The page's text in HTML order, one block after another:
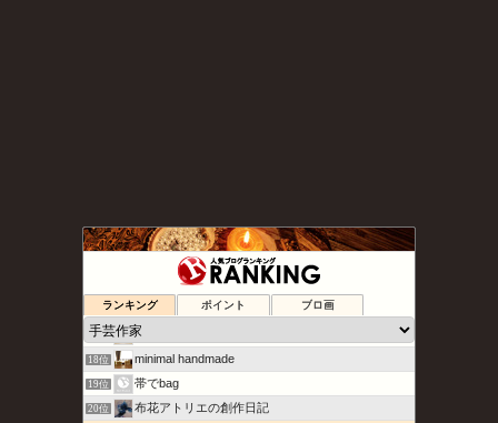
ランキング ポイント ブロ画
草木染め・Yukiの手絞り
アトリエ・ターシャン/手作りの日々
16位 Le petit cadeau"小さなおくりもの"
17位 petit marine〜プチマリン〜
18位 minimal handmade
19位 帯でbag
20位 布花アトリエの創作日記